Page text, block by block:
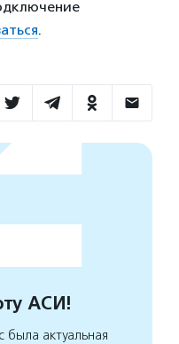
.
АСИ!
актуальная